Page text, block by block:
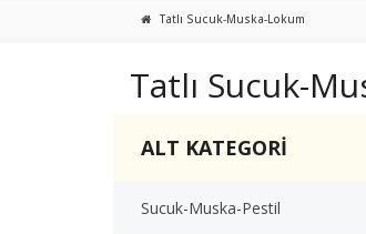
Tatlı Sucuk-Muska-Lokum
Tatlı Sucuk-
ALT KATEGORİ
Sucuk-Muska-Pestil